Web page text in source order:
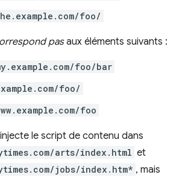
foo/
pasaux éléments suivants :
foo/bar
foo/
foo
le script de contenu dans
arts/index.html et
jobs/index.htm* , mais